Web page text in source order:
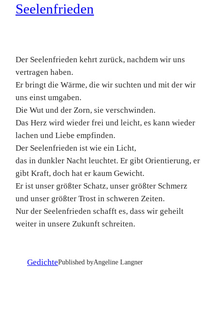
Seelenfrieden
Der Seelenfrieden kehrt zurück, nachdem wir uns
vertragen haben.
Er bringt die Wärme, die wir suchten und mit der wir
uns einst umgaben.
Die Wut und der Zorn, sie verschwinden.
Das Herz wird wieder frei und leicht, es kann wieder
lachen und Liebe empfinden.
Der Seelenfrieden ist wie ein Licht,
das in dunkler Nacht leuchtet. Er gibt Orientierung, er
gibt Kraft, doch hat er kaum Gewicht.
Er ist unser größter Schatz, unser größter Schmerz
und unser größter Trost in schweren Zeiten.
Nur der Seelenfrieden schafft es, dass wir geheilt
weiter in unsere Zukunft schreiten.
GedichtePublished byAngeline Langner